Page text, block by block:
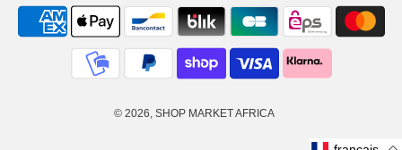
© 2026, SHOP MARKET AFRICA